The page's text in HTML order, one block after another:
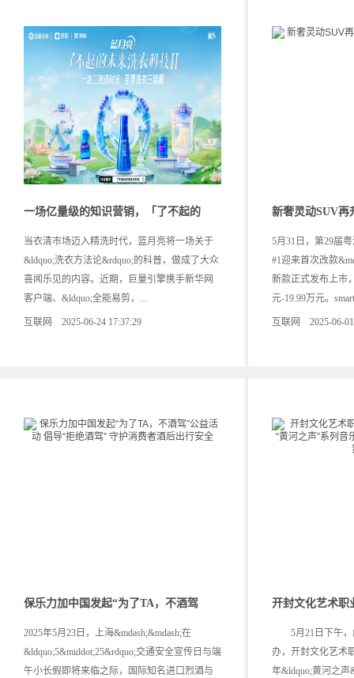
一场亿量级的知识营销，「了不起的
当衣清市场迈入精洗时代，蓝月亮将一场关于
&ldquo;洗衣方法论&rdquo;的科普，做成了大众
喜闻乐见的内容。近期，巨量引擎携手新华网
客户端、&ldquo;全能易剪，...
互联网 2025-06-24 17:37:29
新奢灵动SUV再
5月31日，第29届
#1迎来首次改款
新款正式发布上市
元-19.99万元。
互联网 2025-06-01
保乐力加中国发起“为了TA，不酒驾
2025年5月23日，上海&mdash;&mdash;在
&ldquo;5&middot;25&rdquo;交通安全宣传日与端
午小长假即将来临之际，国际知名进口烈酒与
开封文化艺术职
5月21日下午，
办，开封文化艺术
年&ldquo;黄河之声